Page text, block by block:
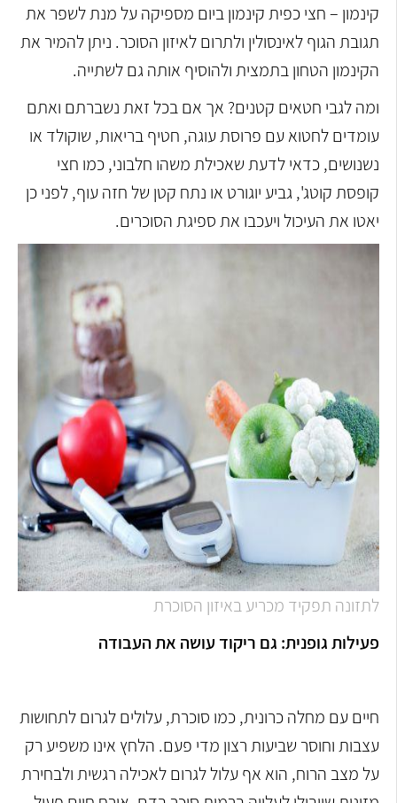
קינמון – חצי כפית קינמון ביום מספיקה על מנת לשפר את
תגובת הגוף לאינסולין ולתרום לאיזון הסוכר. ניתן להמיר את
הקינמון הטחון בתמצית ולהוסיף אותה גם לשתייה.
ומה לגבי חטאים קטנים? אך אם בכל זאת נשברתם ואתם
עומדים לחטוא עם פרוסת עוגה, חטיף בריאות, שוקולד או
נשנושים, כדאי לדעת שאכילת משהו חלבוני, כמו חצי
קופסת קוטג', גביע יוגורט או נתח קטן של חזה עוף, לפני כן
יאטו את העיכול ויעכבו את ספיגת הסוכרים.
לתזונה תפקיד מכריע באיזון הסוכרת
פעילות גופנית: גם ריקוד עושה את העבודה
חיים עם מחלה כרונית, כמו סוכרת, עלולים לגרום לתחושות
עצבות וחוסר שביעות רצון מדי פעם. הלחץ אינו משפיע רק
על מצב הרוח, הוא אף עלול לגרום לאכילה רגשית ולבחירת